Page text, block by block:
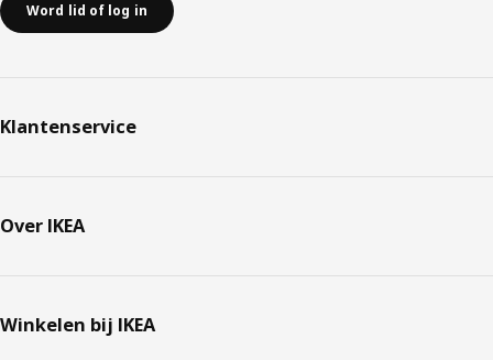
Word lid of log in
Klantenservice
Over IKEA
Winkelen bij IKEA